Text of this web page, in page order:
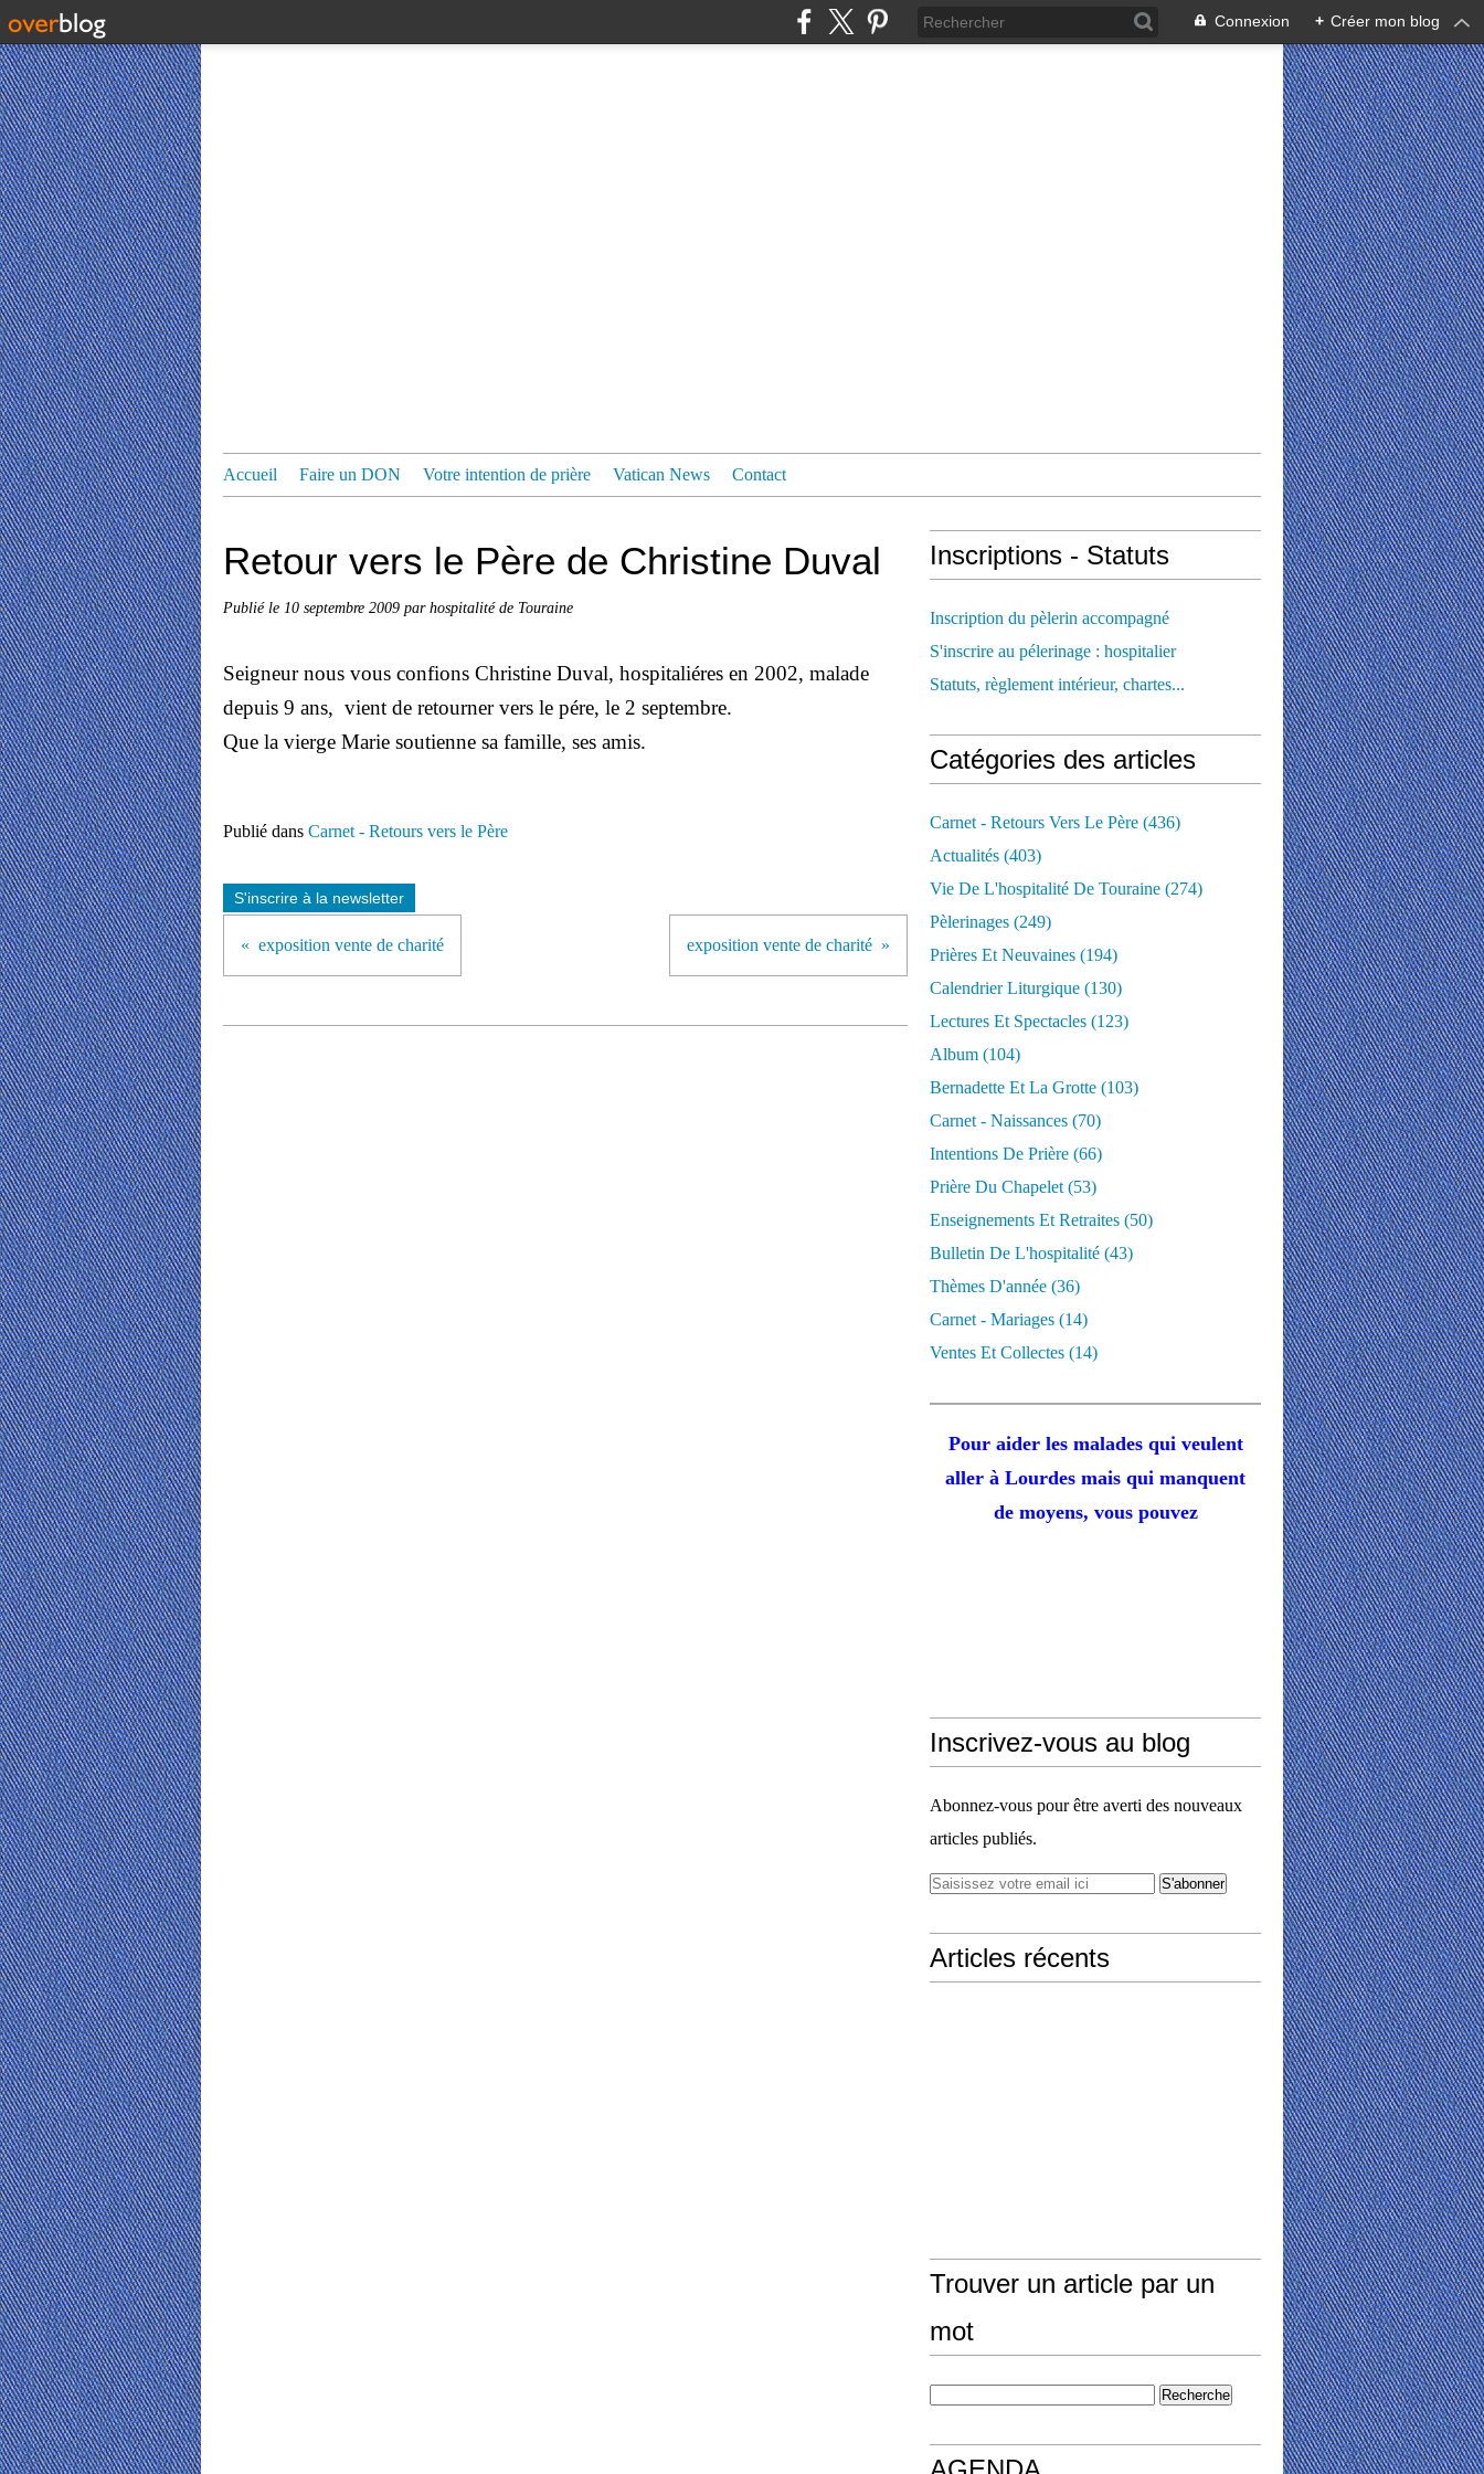
Connexion + Créer mon blog
Accueil Faire un DON Votre intention de prière Vatican News Contact
Retour vers le Père de Christine Duval
Publié le 10 septembre 2009 par hospitalité de Touraine
Seigneur nous vous confions Christine Duval, hospitaliéres en 2002, malade
depuis 9 ans, vient de retourner vers le pére, le 2 septembre.
Que la vierge Marie soutienne sa famille, ses amis.
Publié dans Carnet - Retours vers le Père
S'inscrire à la newsletter
exposition vente de charité exposition vente de charité
Inscriptions - Statuts
Inscription du pèlerin accompagné
S'inscrire au pélerinage : hospitalier
Statuts, règlement intérieur, chartes...
Catégories des articles
Carnet - Retours Vers Le Père (436)
Actualités (403)
Vie De L'hospitalité De Touraine (274)
Pèlerinages (249)
Prières Et Neuvaines (194)
Calendrier Liturgique (130)
Lectures Et Spectacles (123)
Album (104)
Bernadette Et La Grotte (103)
Carnet - Naissances (70)
Intentions De Prière (66)
Prière Du Chapelet (53)
Enseignements Et Retraites (50)
Bulletin De L'hospitalité (43)
Thèmes D'année (36)
Carnet - Mariages (14)
Ventes Et Collectes (14)
Pour aider les malades qui veulent
aller à Lourdes mais qui manquent
de moyens, vous pouvez
Inscrivez-vous au blog
Abonnez-vous pour être averti des nouveaux
articles publiés.
Articles récents
Trouver un article par un
mot